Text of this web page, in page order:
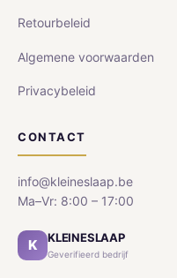
Retourbeleid
Algemene voorwaarden
Privacybeleid
CONTACT
info@kleineslaap.be
Ma–Vr: 8:00 – 17:00
K KLEINESLAAP
Geverifieerd bedrijf